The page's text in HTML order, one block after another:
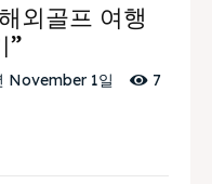
외골프 여행
”
November 1일 7